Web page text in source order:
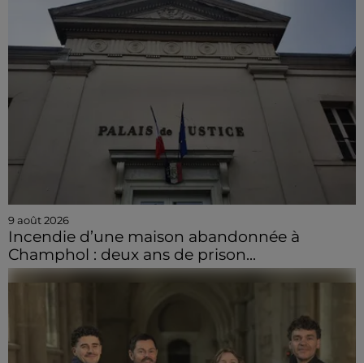
9 août 2026
Incendie d’une maison abandonnée à
Champhol : deux ans de prison...